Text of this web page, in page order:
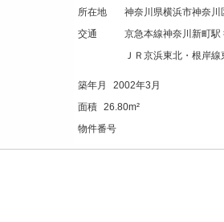
所在地
神奈川県横浜市神奈川
交通
京急本線神奈川新町駅
ＪＲ京浜東北・根岸
築年月 2002年3月
面積 26.80m²
物件番号